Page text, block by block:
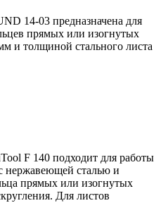
14-03 предназначена для
прямых или изогнутых
и толщиной стального листа
F 140 подходит для работы
нержавеющей сталью и
прямых или изогнутых
Для листов